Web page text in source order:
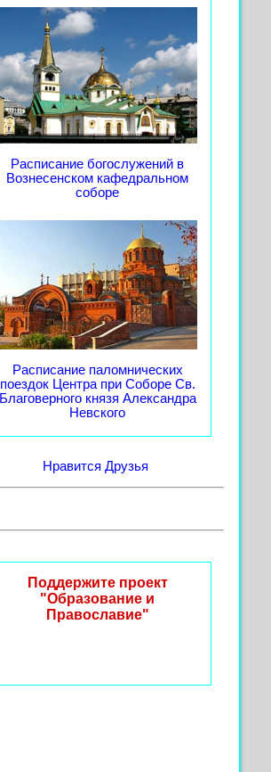
Расписание богослужений в
Вознесенском кафедральном
соборе
Расписание паломнических
поездок Центра при Соборе Св.
Благоверного князя Александра
Невского
Нравится Друзья
Поддержите проект
"Образование и
Православие"